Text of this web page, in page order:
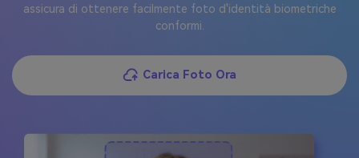
assicura di ottenere facilmente foto d'identità biometriche
conformi.
Carica Foto Ora